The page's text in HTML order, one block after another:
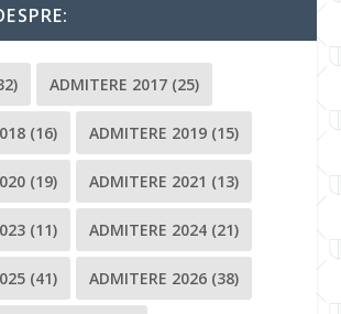
ADMITERE 2017 (25)
(16) ADMITERE 2019 (15)
(19) ADMITERE 2021 (13)
(11) ADMITERE 2024 (21)
(41) ADMITERE 2026 (38)